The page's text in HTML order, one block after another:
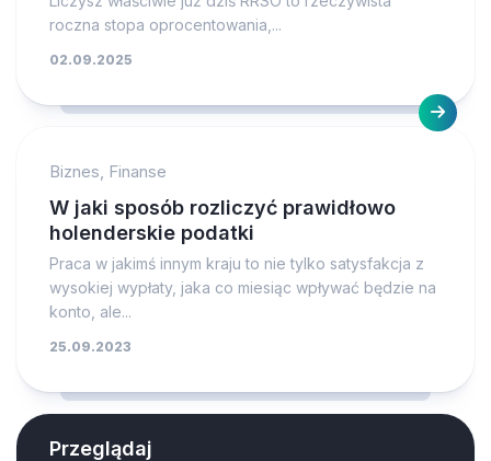
roczna stopa oprocentowania,...
02.09.2025
Biznes, Finanse
W jaki sposób rozliczyć prawidłowo
holenderskie podatki
Praca w jakimś innym kraju to nie tylko satysfakcja z
wysokiej wypłaty, jaka co miesiąc wpływać będzie na
konto, ale...
25.09.2023
Przeglądaj